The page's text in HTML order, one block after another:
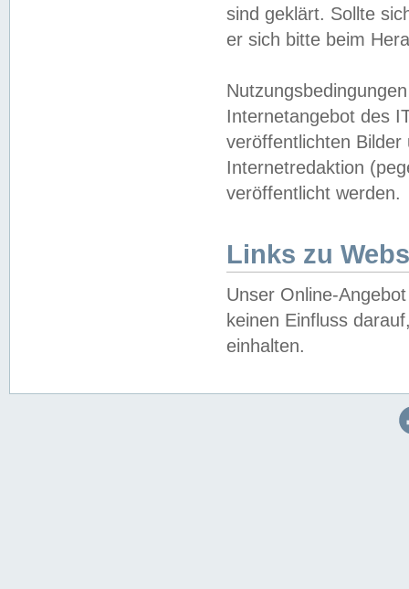
sind geklärt. Sollte
er sich bitte beim
Internetangebot des
veröffentlichten
Internetredaktion
veröffentlicht werden.
Links zu
Unser Online-
keinen Einfluss
einhalten.